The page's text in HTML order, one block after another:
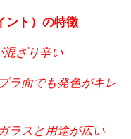
ント）の特徴
ざり辛い
ラ面でも発色がキレ
ラスと用途が広い